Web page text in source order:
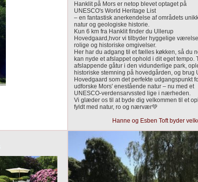
Hanklit på Mors er netop blevet optaget på
UNESCO's World Heritage List
– en fantastisk anerkendelse af områdets
natur og geologiske historie.
Kun 6 km fra Hanklit finder du Ullerup
Hovedgaard,hvor vi tilbyder hyggelige
rolige og historiske omgivelser.
Her har du adgang til et fælles køkken, så du
kan nyde et afslappet ophold i dit eget tempo.
afslappende gåtur i den vidunderlige park,
historiske stemning på hovedgården, og brug
Hovedgaard som det perfekte udgangspunkt
udforske Mors' enestående natur – nu med et
UNESCO-verdensarvssted lige i nærheden.
Vi glæder os til at byde dig velkommen til et
fyldt med natur, ro og nærvær💚
Hanne og Esben Toft byder